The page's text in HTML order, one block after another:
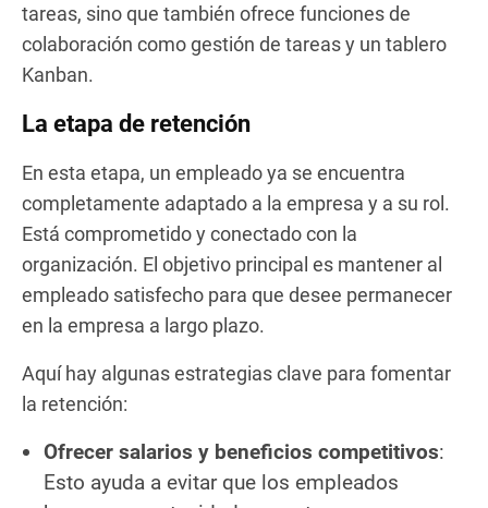
tareas, sino que también ofrece funciones de
colaboración como gestión de tareas y un tablero
Kanban.
La etapa de retención
En esta etapa, un empleado ya se encuentra
completamente adaptado a la empresa y a su rol.
Está comprometido y conectado con la
organización. El objetivo principal es mantener al
empleado satisfecho para que desee permanecer
en la empresa a largo plazo.
Aquí hay algunas estrategias clave para fomentar
la retención:
Ofrecer salarios y beneficios competitivos:
Esto ayuda a evitar que los empleados